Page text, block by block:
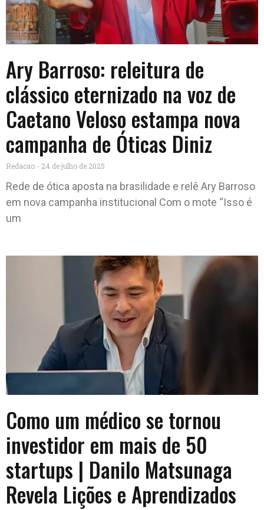
Documentos perdidos,
Fórmula-E, Durabilidade de
Roupas e muito mais
Ary Barroso: releitura de
clássico eternizado na voz de
Caetano Veloso estampa nova
campanha de Óticas Diniz
Redacao 24 de julho de 2025
Rede de ótica aposta na brasilidade e relê Ary Barroso
em nova campanha institucional Com o mote “Isso é
um
Como um médico se tornou
investidor em mais de 50
startups | Danilo Matsunaga
Revela Lições e Aprendizados